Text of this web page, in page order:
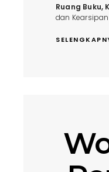
Ruang Buku,
dan